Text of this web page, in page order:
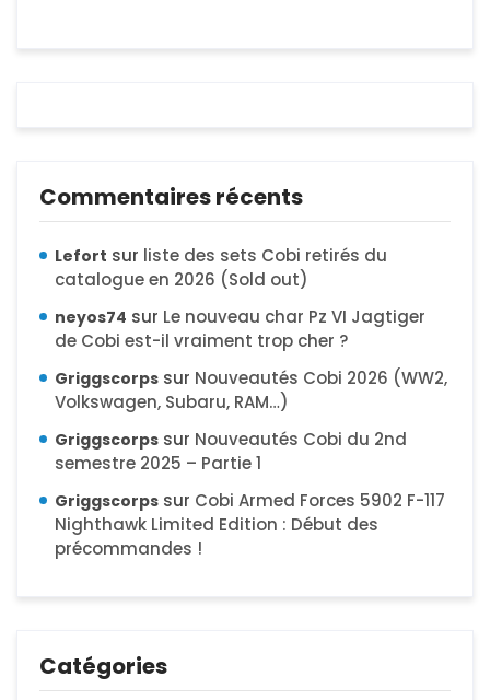
Commentaires récents
Lefort sur liste des sets Cobi retirés du
catalogue en 2026 (Sold out)
neyos74 sur Le nouveau char Pz VI Jagtiger
de Cobi est-il vraiment trop cher ?
Griggscorps sur Nouveautés Cobi 2026 (WW2,
Volkswagen, Subaru, RAM…)
Griggscorps sur Nouveautés Cobi du 2nd
semestre 2025 – Partie 1
Griggscorps sur Cobi Armed Forces 5902 F-117
Nighthawk Limited Edition : Début des
précommandes !
Catégories